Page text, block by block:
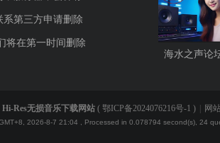
第三方申请删除
将在第一时间删除
海水之声论
Hi-Res无损音乐下载网站 ( 鄂ICP备2024076216号-1 ) 网
2026-8-7 21:04 , Processed in 0.078794 second(s), 24